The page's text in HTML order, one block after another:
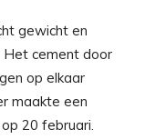
gewicht en
cement door
op elkaar
maakte een
20 februari.